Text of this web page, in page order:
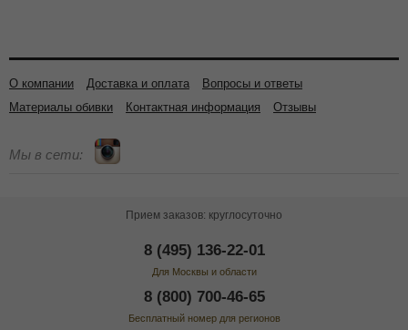
О компании Доставка и оплата
Вопросы и ответы
Материалы обивки
Контактная информация Отзывы
Мы в сети:
Прием заказов: круглосуточно
8 (495) 136-22-01
Для Москвы и области
8 (800) 700-46-65
Бесплатный номер для регионов